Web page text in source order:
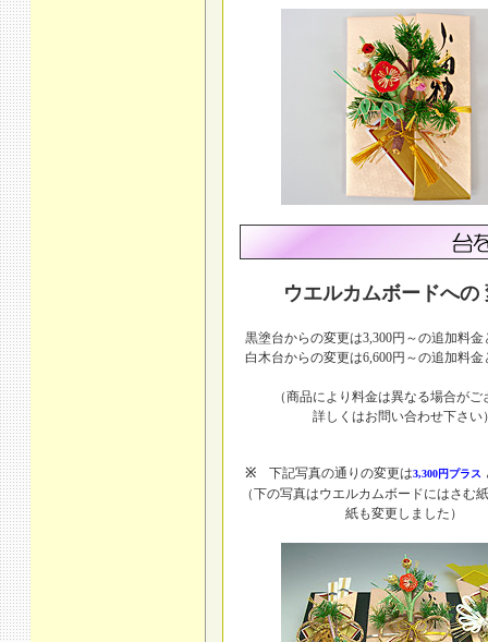
ウエルカムボードへの
黒塗台からの変更は3,300円～の追加料
白木台からの変更は6,600円～の追加料
（商品により料金は異なる場合がご
詳しくはお問い合わせ下さい
※下記写真の通りの変更は3,300円プラス
（下の写真はウエルカムボードにはさむ
紙も変更しました）